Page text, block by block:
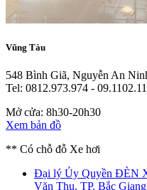
Vũng Tàu
548 Bình Giã, Nguyễn An
Tel: 0812.973.974 -
Mở cửa: 8h30-20h30
Xem bản đồ
** Có chỗ đỗ Xe hơi
Đại lý Ủy Quyền ĐÈN
Văn Thụ, TP. Bắc Giang